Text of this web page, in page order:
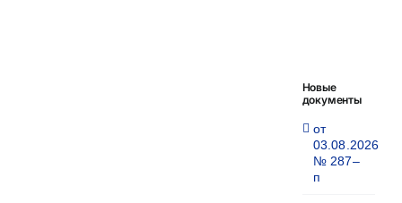
Новые
документы
от
03.08.2026
№ 287–
п